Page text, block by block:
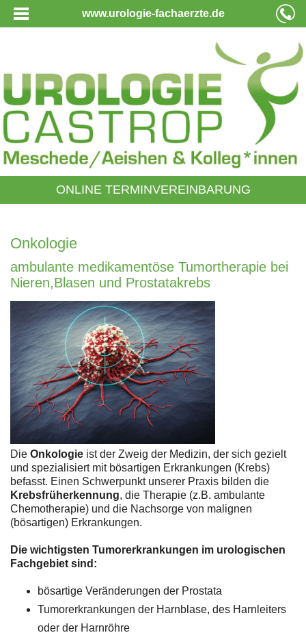
www.urologie-fachaerzte.de
ONLINE TERMINVEREINBARUNG
Onkologie
ambulante medikamentöse Tumortherapie bei
Nieren,Blasen und Prostatakrebs
Die Onkologie ist der Zweig der Medizin, der sich gezielt
und spezialisiert mit bösartigen Erkrankungen (Krebs)
befasst. Einen Schwerpunkt unserer Praxis bilden die
Krebsfrüherkennung, die Therapie (z.B. ambulante
Chemotherapie) und die Nachsorge von malignen
(bösartigen) Erkrankungen.
Die wichtigsten Tumorerkrankungen im urologischen
Fachgebiet sind:
bösartige Veränderungen der Prostata
Tumorerkrankungen der Harnblase, des Harnleiters
oder der Harnröhre